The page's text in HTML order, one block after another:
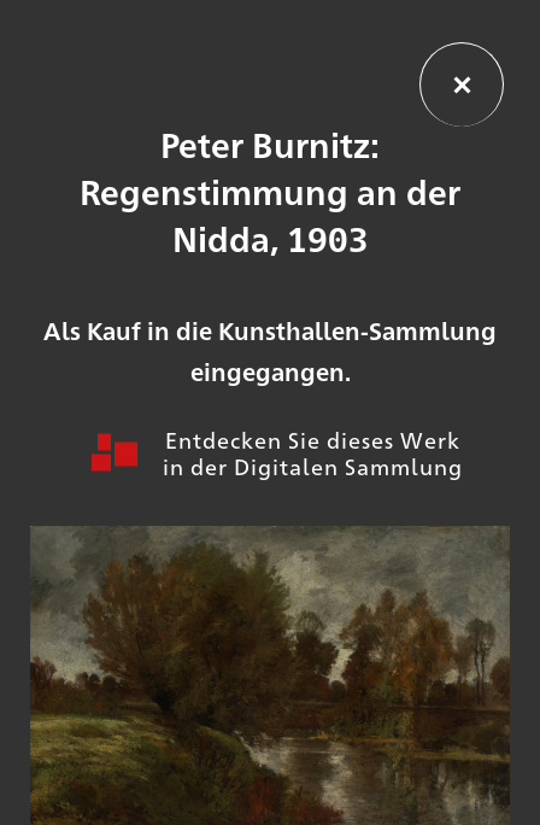
Peter Burnitz:
Regenstimmung an der
Nidda, 1903
Als Kauf in die Kunsthallen-Sammlung
eingegangen.
Entdecken Sie dieses Werk
in der Digitalen Sammlung